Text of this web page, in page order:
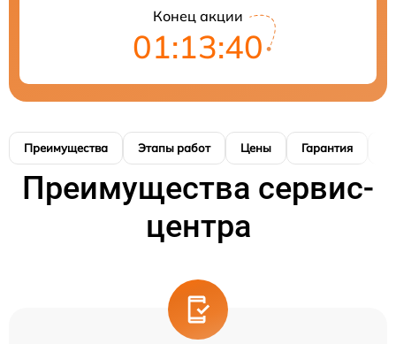
Конец акции
01:13:39
Преимущества Этапы работ Цены Гарантия
Преимущества сервис-
центра